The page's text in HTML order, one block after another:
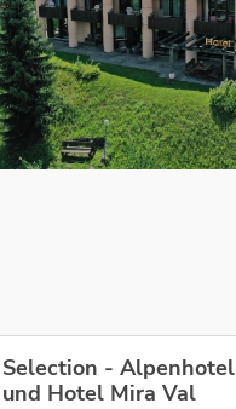
- Alpenhotel
Hotel Mira Val